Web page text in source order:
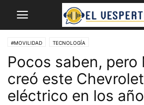
#MOVILIDAD TECNOLOGÍA
Pocos saben, pero
creó este
eléctrico en los